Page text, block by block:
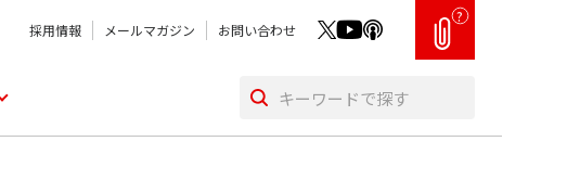
採用情報 メールマガジン お問い合わせ
?